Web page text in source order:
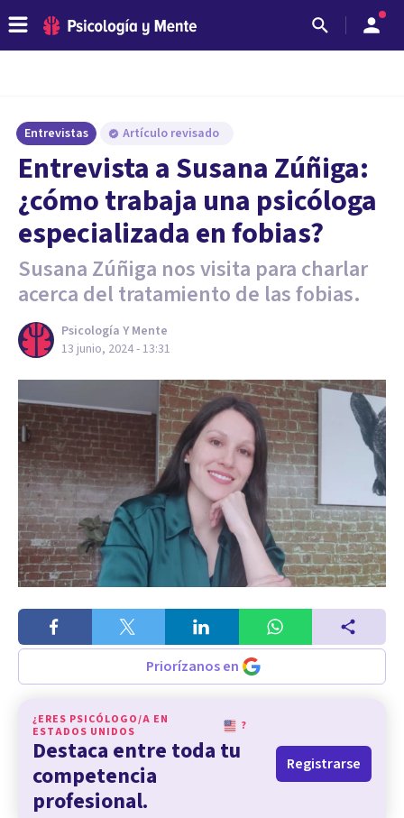
Entrevistas Artículo revisado
Entrevista a Susana Zúñiga:
¿cómo trabaja una psicóloga
especializada en fobias?
Susana Zúñiga nos visita para charlar
acerca del tratamiento de las fobias.
Psicología Y Mente
13 junio, 2024 - 13:31
Priorízanos en
¿ERES PSICÓLOGO/A EN
ESTADOS UNIDOS
?
Destaca entre toda tu
competencia
profesional.
Registrarse